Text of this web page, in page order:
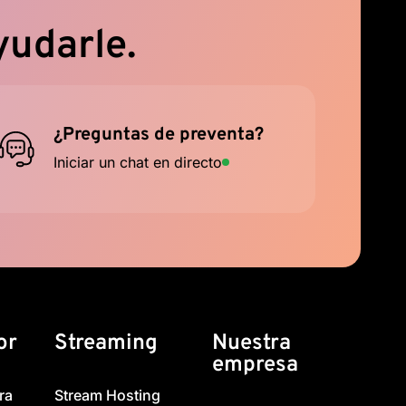
¿Preguntas de preventa?
Iniciar un chat en directo
Streaming
Stream Hosting
Nuestra
empresa